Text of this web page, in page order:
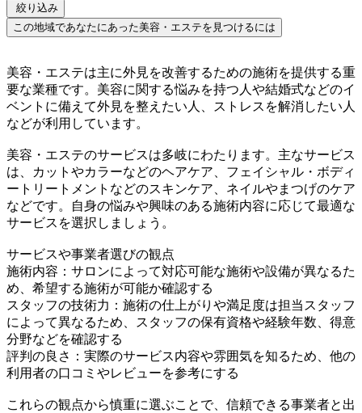
絞り込み
この地域であなたにあった美容・エステを見つけるには
美容・エステは主に外見を改善するための施術を提供する重
要な業種です。美容に関する悩みを持つ人や結婚式などのイ
ベントに備えて外見を整えたい人、ストレスを解消したい人
などが利用しています。
美容・エステのサービスは多岐にわたります。主なサービス
は、カットやカラーなどのヘアケア、フェイシャル・ボディ
ートリートメントなどのスキンケア、ネイルやまつげのケア
などです。自身の悩みや興味のある施術内容に応じて最適な
サービスを選択しましょう。
サービスや事業者選びの観点
施術内容：サロンによって対応可能な施術や設備が異なるた
め、希望する施術が可能か確認する
スタッフの技術力：施術の仕上がりや満足度は担当スタッフ
によって異なるため、スタッフの保有資格や経験年数、得意
分野などを確認する
評判の良さ：実際のサービス内容や雰囲気を知るため、他の
利用者の口コミやレビューを参考にする
これらの観点から慎重に選ぶことで、信頼できる事業者と出